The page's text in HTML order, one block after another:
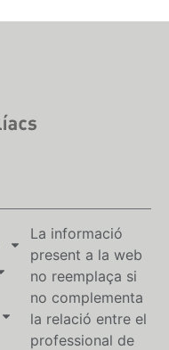
La informació
present a la web
no reemplaça si
no complementa
la relació entre el
professional de